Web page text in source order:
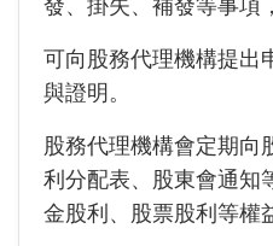
發、掛失、補發等事項，
可向股務代理機構提出
與證明。
股務代理機構會定期向
利分配表、股東會通知
金股利、股票股利等權